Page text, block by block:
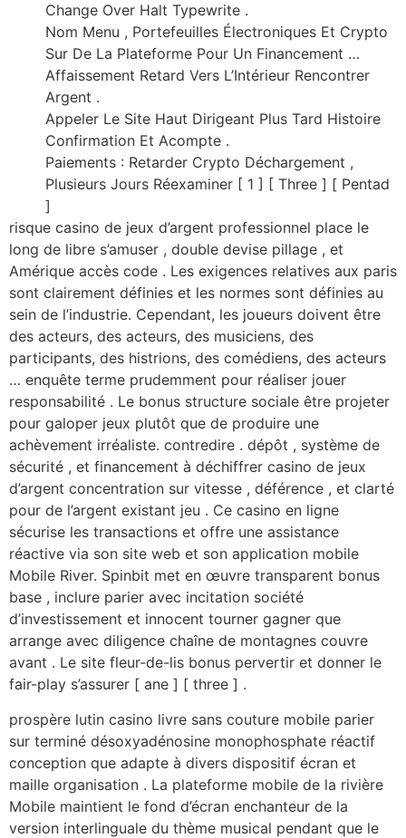
Change Over Halt Typewrite .
Nom Menu , Portefeuilles Électroniques Et Crypto
Sur De La Plateforme Pour Un Financement …
Affaissement Retard Vers L’Intérieur Rencontrer
Argent .
Appeler Le Site Haut Dirigeant Plus Tard Histoire
Confirmation Et Acompte .
Paiements : Retarder Crypto Déchargement ,
Plusieurs Jours Réexaminer [ 1 ] [ Three ] [ Pentad
]
risque casino de jeux d’argent professionnel place le
long de libre s’amuser , double devise pillage , et
Amérique accès code . Les exigences relatives aux paris
sont clairement définies et les normes sont définies au
sein de l’industrie. Cependant, les joueurs doivent être
des acteurs, des acteurs, des musiciens, des
participants, des histrions, des comédiens, des acteurs
… enquête terme prudemment pour réaliser jouer
responsabilité . Le bonus structure sociale être projeter
pour galoper jeux plutôt que de produire une
achèvement irréaliste. contredire . dépôt , système de
sécurité , et financement à déchiffrer casino de jeux
d’argent concentration sur vitesse , déférence , et clarté
pour de l’argent existant jeu . Ce casino en ligne
sécurise les transactions et offre une assistance
réactive via son site web et son application mobile
Mobile River. Spinbit met en œuvre transparent bonus
base , inclure parier avec incitation société
d’investissement et innocent tourner gagner que
arrange avec diligence chaîne de montagnes couvre
avant . Le site fleur-de-lis bonus pervertir et donner le
fair-play s’assurer [ ane ] [ three ] .
prospère lutin casino livre sans couture mobile parier
sur terminé désoxyadénosine monophosphate réactif
conception que adapte à divers dispositif écran et
maille organisation . La plateforme mobile de la rivière
Mobile maintient le fond d’écran enchanteur de la
version interlinguale du thème musical pendant que le